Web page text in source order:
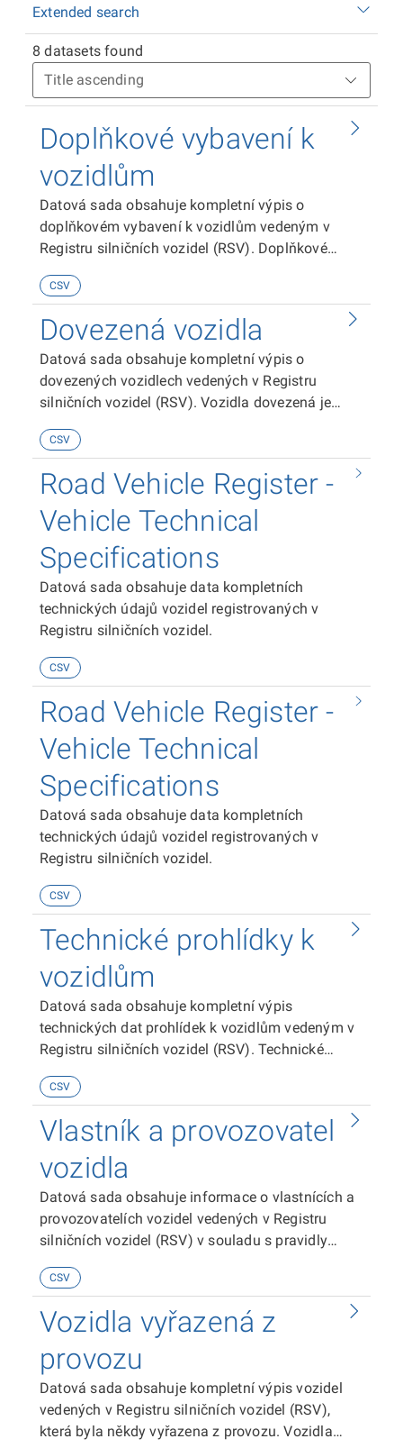
Extended search
8 datasets found
Doplňkové vybavení k
vozidlům
Datová sada obsahuje kompletní výpis o
doplňkovém vybavení k vozidlům vedeným v
Registru silničních vozidel (RSV). Doplňkové
obsahující „Vozidla - technické údaje“ pomocí
vozidla slouží jako vazební prvek mezi sady dat).
CSV
Dovezená vozidla
Datová sada obsahuje kompletní výpis o
dovezených vozidlech vedených v Registru
silničních vozidel (RSV). Vozidla dovezená je
„Vozidla - technické údaje“ pomocí čísla
slouží jako vazební prvek mezi sady dat).
CSV
Road Vehicle Register -
Vehicle Technical
Specifications
Datová sada obsahuje data kompletních
technických údajů vozidel registrovaných v
Registru silničních vozidel.
CSV
Road Vehicle Register -
Vehicle Technical
Specifications
Datová sada obsahuje data kompletních
technických údajů vozidel registrovaných v
Registru silničních vozidel.
CSV
Technické prohlídky k
vozidlům
Datová sada obsahuje kompletní výpis
technických dat prohlídek k vozidlům vedeným v
Registru silničních vozidel (RSV). Technické
sadou dat obsahující „Vozidla - technické údaje“
identifikátor vozidla slouží jako vazební prvek
mezi sady dat) .
CSV
Vlastník a provozovatel
vozidla
Datová sada obsahuje informace o vlastnících a
provozovatelích vozidel vedených v Registru
silničních vozidel (RSV) v souladu s pravidly
spojit s hlavní sadou dat obsahující „Vozidla -
(jedinečný identifikátor vozidla slouží jako
vazební prvek mezi sady dat).
CSV
Vozidla vyřazená z
provozu
Datová sada obsahuje kompletní výpis vozidel
vedených v Registru silničních vozidel (RSV),
která byla někdy vyřazena z provozu. Vozidla